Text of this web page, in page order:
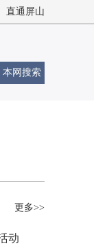
直通屏山
本网搜索
更多>>
动